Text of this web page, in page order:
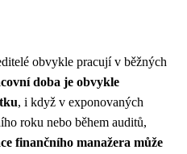
obvykle pracují v běžných
doba je obvykle
, i když v exponovaných
roku nebo během auditů,
finančního manažera může